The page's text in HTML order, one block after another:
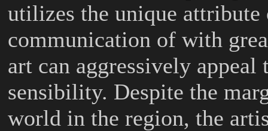
utilizes the unique
communication of with
art can aggressively appeal
sensibility. Despite the
world in the region, the